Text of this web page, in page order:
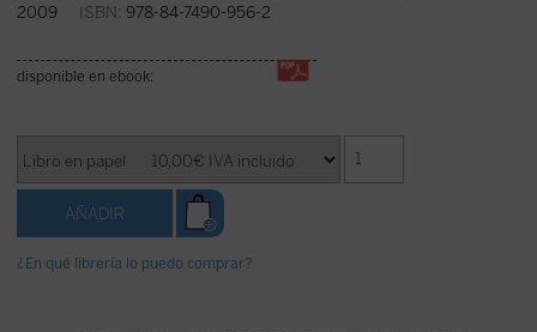
2009 ISBN: 978-84-7490-956-2
disponible en ebook:
¿En qué librería lo puedo comprar?